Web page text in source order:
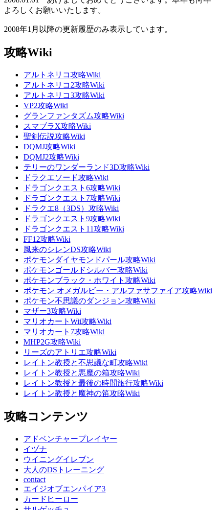
よろしくお願いいたします。
2008年1月以降の更新履歴のみ表示しています。
攻略Wiki
アルトネリコ攻略Wiki
アルトネリコ2攻略Wiki
アルトネリコ3攻略Wiki
VP2攻略Wiki
グランファンタズム攻略Wiki
スマブラX攻略Wiki
聖剣伝説攻略Wiki
DQMJ攻略Wiki
DQMJ2攻略Wiki
テリーのワンダーランド3D攻略Wiki
ドラクエソード攻略Wiki
ドラゴンクエスト6攻略Wiki
ドラゴンクエスト7攻略Wiki
ドラクエ8（3DS）攻略Wiki
ドラゴンクエスト9攻略Wiki
ドラゴンクエスト11攻略Wiki
FF12攻略Wiki
風来のシレンDS攻略Wiki
ポケモンダイヤモンドパール攻略Wiki
ポケモンゴールドシルバー攻略Wiki
ポケモンブラック・ホワイト攻略Wiki
ポケモン オメガルビー・アルファサファイア攻略Wiki
ポケモン不思議のダンジョン攻略Wiki
マザー3攻略Wiki
マリオカートWii攻略Wiki
マリオカート7攻略Wiki
MHP2G攻略Wiki
リーズのアトリエ攻略Wiki
レイトン教授と不思議な町攻略Wiki
レイトン教授と悪魔の箱攻略Wiki
レイトン教授と最後の時間旅行攻略Wiki
レイトン教授と魔神の笛攻略Wiki
攻略コンテンツ
アドベンチャープレイヤー
イヅナ
ウイニングイレブン
大人のDSトレーニング
contact
エイジオブエンパイア3
カードヒーロー